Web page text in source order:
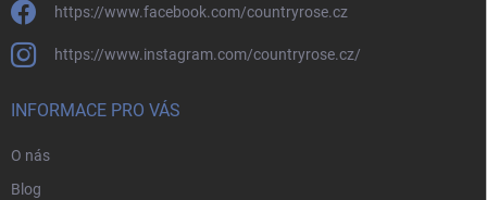
https://www.facebook.com/countryrose.cz
https://www.instagram.com/countryrose.cz/
INFORMACE PRO VÁS
O nás
Blog